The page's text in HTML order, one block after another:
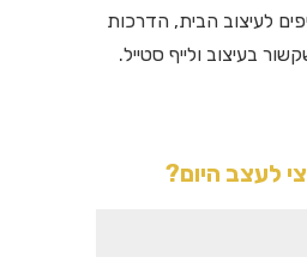
לעיצוב הבית, הדרכות
בעיצוב ולייף סטייל.
לעצב היום?